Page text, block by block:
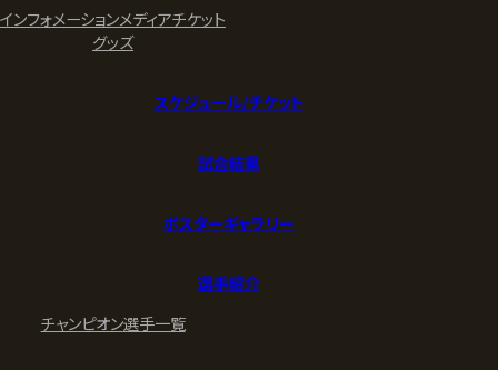
インフォメーションメディアチケット
グッズ
スケジュール/チケット
試合結果
ポスターギャラリー
選手紹介
チャンピオン選手一覧